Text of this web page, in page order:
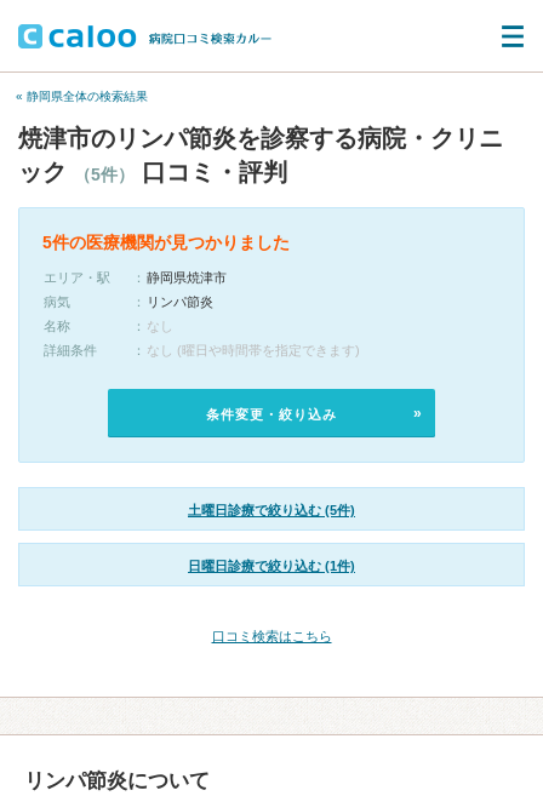
« 静岡県全体の検索結果
焼津市のリンパ節炎を診察する病院・クリニ
ック
（5件） 口コミ・評判
5件の医療機関が見つかりました
エリア・駅
静岡県焼津市
病気
リンパ節炎
名称
なし
詳細条件
なし (曜日や時間帯を指定できます)
条件変更・絞り込み
土曜日診療で絞り込む (5件)
日曜日診療で絞り込む (1件)
口コミ検索はこちら
リンパ節炎について